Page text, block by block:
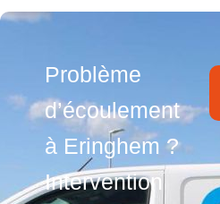
Problème
d’écoulement
à Eringhem ?
Intervention